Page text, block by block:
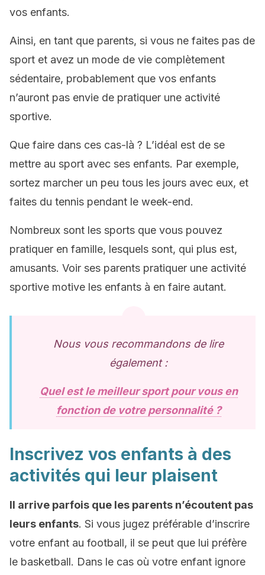
vos enfants.
Ainsi, en tant que parents, si vous ne faites pas de
sport et avez un mode de vie complètement
sédentaire, probablement que vos enfants
n’auront pas envie de pratiquer une activité
sportive.
Que faire dans ces cas-là ? L’idéal est de se
mettre au sport avec ses enfants. Par exemple,
sortez marcher un peu tous les jours avec eux, et
faites du tennis pendant le week-end.
Nombreux sont les sports que vous pouvez
pratiquer en famille, lesquels sont, qui plus est,
amusants. Voir ses parents pratiquer une activité
sportive motive les enfants à en faire autant.
Nous vous recommandons de lire
également :
Quel est le meilleur sport pour vous en
fonction de votre personnalité ?
Inscrivez vos enfants à des
activités qui leur plaisent
Il arrive parfois que les parents n’écoutent pas
leurs enfants. Si vous jugez préférable d’inscrire
votre enfant au football, il se peut que lui préfère
le basketball. Dans le cas où votre enfant ignore